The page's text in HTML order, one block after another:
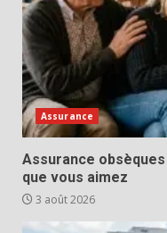
Assurance
Assurance
que vous aimez
3 août 2026